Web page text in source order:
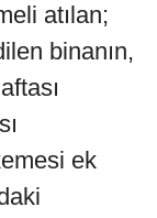
atılan;
binanın,
ek